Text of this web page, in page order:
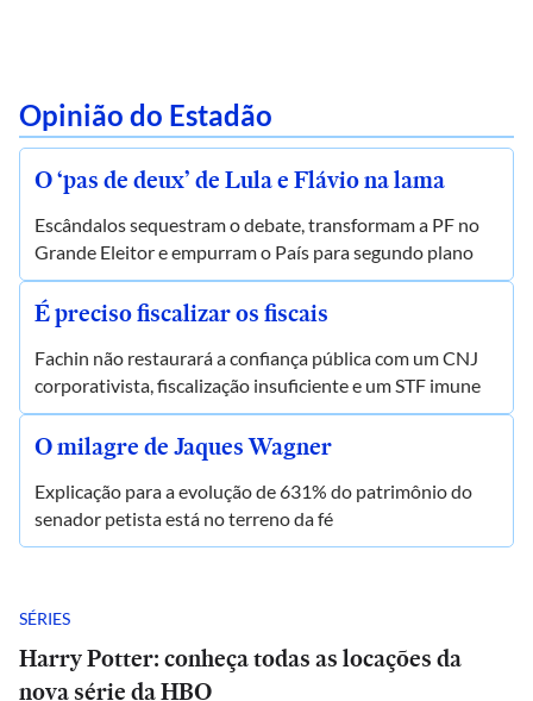
Opinião do Estadão
O ‘pas de deux’ de Lula e Flávio na lama
Escândalos sequestram o debate, transformam a PF no
Grande Eleitor e empurram o País para segundo plano
É preciso fiscalizar os fiscais
Fachin não restaurará a confiança pública com um CNJ
corporativista, fiscalização insuficiente e um STF imune
O milagre de Jaques Wagner
Explicação para a evolução de 631% do patrimônio do
senador petista está no terreno da fé
SÉRIES
Harry Potter: conheça todas as locações da
nova série da HBO